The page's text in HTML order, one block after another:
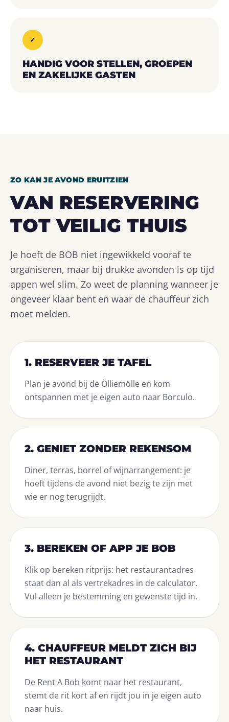
✓
HANDIG VOOR STELLEN, GROEPEN
EN ZAKELIJKE GASTEN
ZO KAN JE AVOND ERUITZIEN
VAN RESERVERING
TOT VEILIG THUIS
Je hoeft de BOB niet ingewikkeld vooraf te
organiseren, maar bij drukke avonden is op tijd
appen wel slim. Zo weet de planning wanneer je
ongeveer klaar bent en waar de chauffeur zich
moet melden.
1. RESERVEER JE TAFEL
Plan je avond bij de Ölliemölle en kom
ontspannen met je eigen auto naar Borculo.
2. GENIET ZONDER REKENSOM
Diner, terras, borrel of wijnarrangement: je
hoeft tijdens de avond niet bezig te zijn met
wie er nog terugrijdt.
3. BEREKEN OF APP JE BOB
Klik op bereken ritprijs: het restaurantadres
staat dan al als vertrekadres in de calculator.
Vul alleen je bestemming en gewenste tijd in.
4. CHAUFFEUR MELDT ZICH BIJ
HET RESTAURANT
De Rent A Bob komt naar het restaurant,
stemt de rit kort af en rijdt jou in je eigen auto
naar huis.